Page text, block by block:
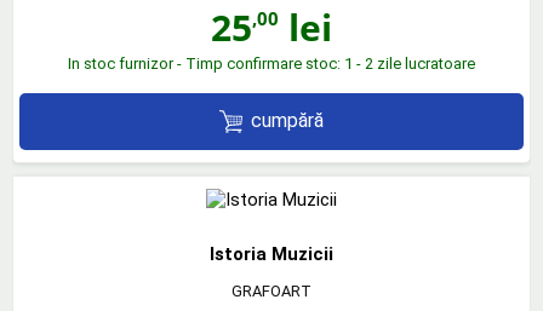
25,00 lei
In stoc furnizor - Timp confirmare stoc: 1 - 2 zile lucratoare
cumpără
Istoria Muzicii
GRAFOART